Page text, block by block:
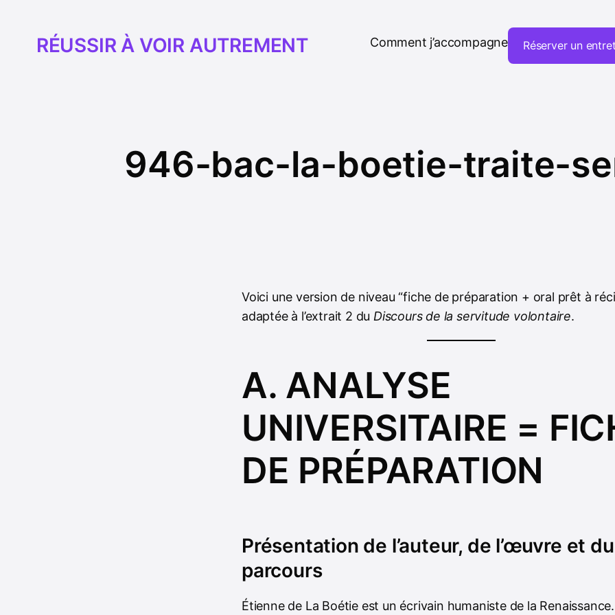
RÉUSSIR À VOIR AUTREMENT Comment j’accompagne Réserver un
946-bac-la-boetie-traite-
Voici une version de niveau “fiche de préparation + oral prêt à
adaptée à l’extrait 2 du Discours de la servitude volontaire.
A. ANALYSE
UNIVERSITAIRE =
DE PRÉPARATION
Présentation de l’auteur, de l’œuvre et du
parcours
Étienne de La Boétie est un écrivain humaniste de la